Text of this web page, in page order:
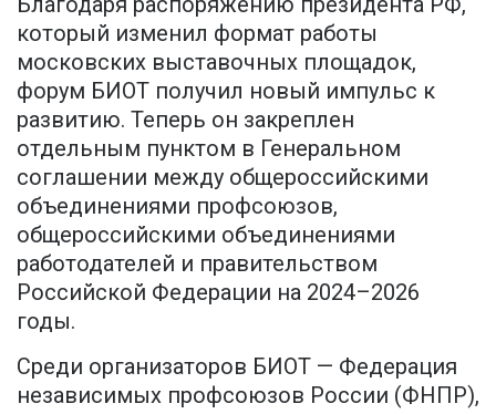
который изменил формат работы
московских выставочных площадок,
форум БИОТ получил новый импульс к
развитию. Теперь он закреплен
отдельным пунктом в Генеральном
соглашении между общероссийскими
объединениями профсоюзов,
общероссийскими объединениями
работодателей и правительством
Российской Федерации на 2024–2026
годы.
Среди организаторов БИОТ — Федерация
независимых профсоюзов России (ФНПР),